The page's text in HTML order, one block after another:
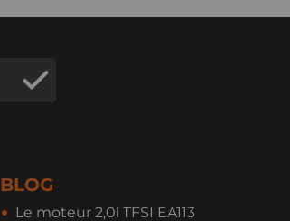
BLOG
Le moteur 2,0l TFSI EA113